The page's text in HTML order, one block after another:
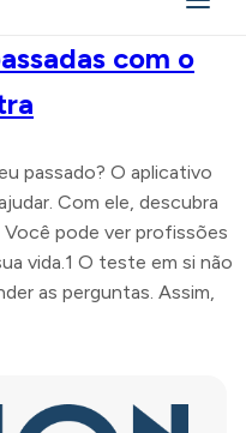
com o
passado? O aplicativo
Com ele, descubra
Você pode ver profissões
vida.1 O teste em si não
as perguntas. Assim,